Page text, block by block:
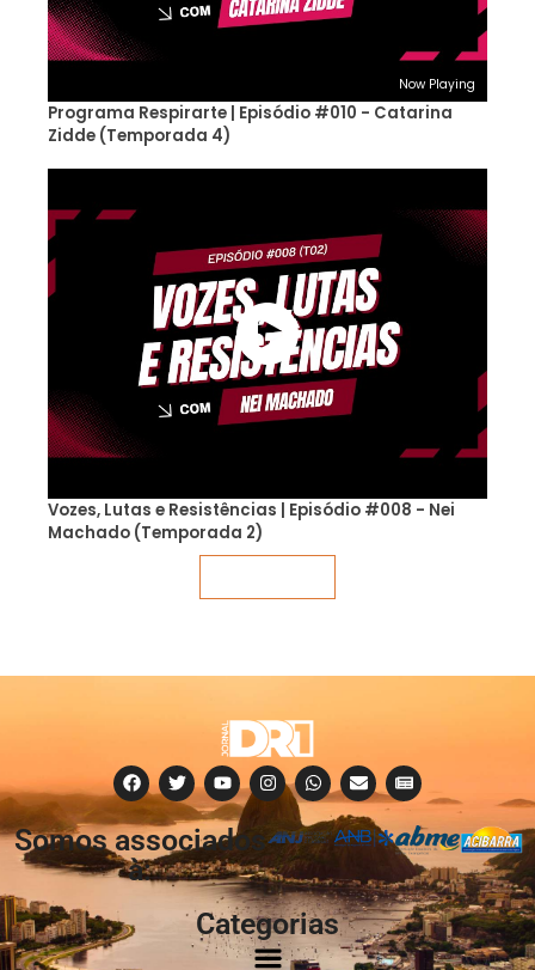
Now Playing
Programa Respirarte | Episódio #010 - Catarina
Zidde (Temporada 4)
Vozes, Lutas e Resistências | Episódio #008 - Nei
Machado (Temporada 2)
Somos associados
à:
Categorias